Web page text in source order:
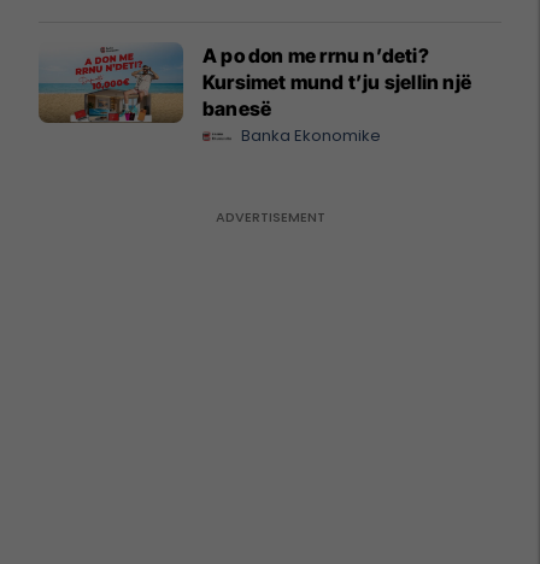
A po don me rrnu n’deti?
Kursimet mund t’ju sjellin një
banesë
Banka Ekonomike